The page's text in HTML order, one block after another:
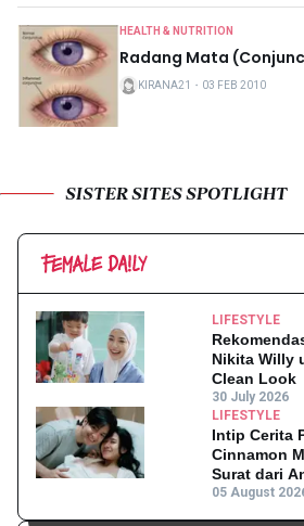
HEALTH & NUTRITION
Radang Mata
KIRANA21 ・ 03 FEB 2010
SISTER SITES SPOTLIGHT
LIFESTYLE
Nikita Willy
Clean Look
30 July 2026
LIFESTYLE
Intip Cerita
Cinnamon
Surat dari
05 August